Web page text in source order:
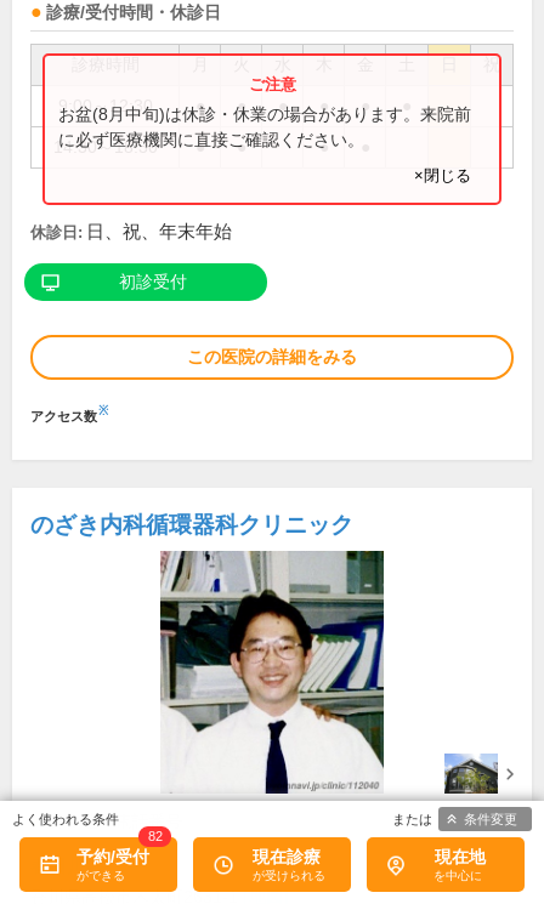
診療/受付時間・休診日
祝
9:00～12:30 ● ● ● ● ●
14:30～18:30 ● ● ●
お盆(8月中旬)は休診・休業の場合があります。来院前
に必ず医療機関に直接ご確認ください。
×閉じる
休診日: 日、祝、年末年始
初診受付
この医院の詳細をみる
アクセス数※
のざき内科循環器科クリニック
所在地・電話番号
春日川駅
香川県高松市木太町2631-1[地図]
予約/受付
82
現在診療 現在地
条件変更